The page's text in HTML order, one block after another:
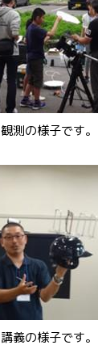
観測の様子です。
講義の様子です。